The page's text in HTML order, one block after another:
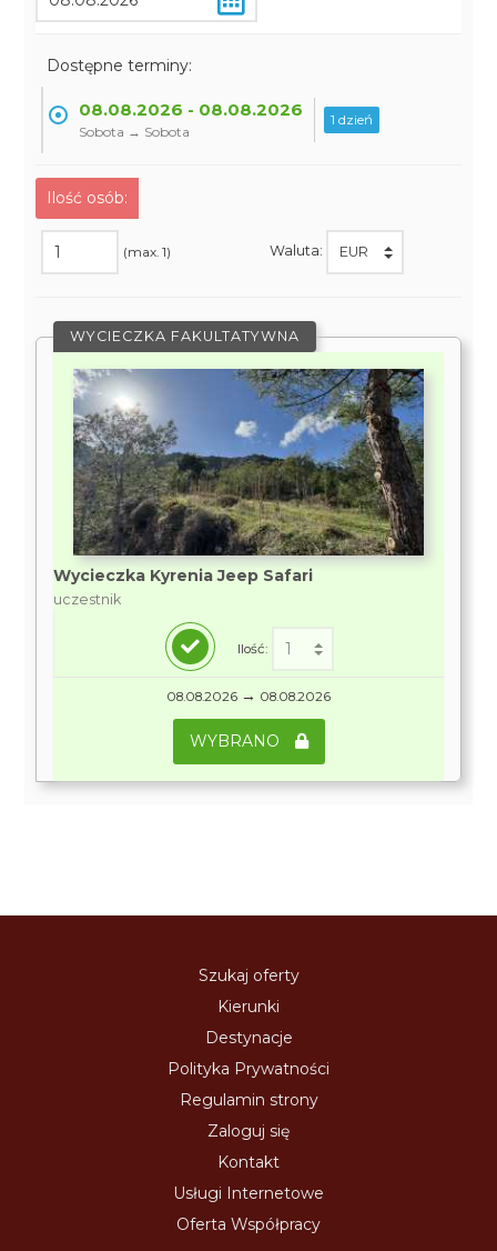
Dostępne terminy:
08.08.2026 - 08.08.2026
Sobota → Sobota
1 dzień
Ilość osób:
(max. 1) Waluta:
WYCIECZKA FAKULTATYWNA
Wycieczka Kyrenia Jeep Safari
uczestnik
Ilość:
08.08.2026 → 08.08.2026
WYBRANO
Szukaj oferty
Kierunki
Destynacje
Polityka Prywatności
Regulamin strony
Zaloguj się
Kontakt
Usługi Internetowe
Oferta Współpracy